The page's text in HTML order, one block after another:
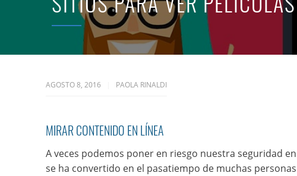
AGOSTO 8, 2016 PAOLA RINALDI
MIRAR CONTENIDO EN LÍNEA
A veces podemos poner en riesgo nuestra seguridad
se ha convertido en el pasatiempo de muchas